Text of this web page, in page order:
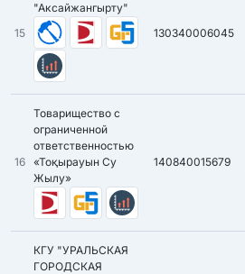
15
"Аксайжангырту"
130340006045
16
Товарищество с
ограниченной
ответственностью
«Тоқырауын Су
Жылу»
140840015679
КГУ "УРАЛЬСКАЯ
ГОРОДСКАЯ